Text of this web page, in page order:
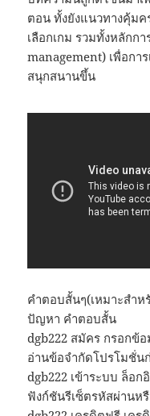
ตอน ทั้งยังแนวทางคุ้ม
เลือกเกม รวมทั้งหลัก
management) เพื่อก
สนุกสนานขึ้น
คำตอบสั้นๆ(เหมาะสำ
ปัญหา คำตอบสั้น
dgb222 สมัคร กรอกข้
อ่านข้อจำกัดโปรโมชั่น
dgb222 เข้าระบบ ล็อ
ฟังก์ชันรีเซ็ตรหัสผ่านห